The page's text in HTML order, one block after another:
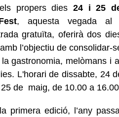
propers dies 24 i 25
, aquesta vegada al
gratuïta, oferirà dos
l’objectiu de
gastronomia, melòmans i
L'horari de dissabte, 24
de maig, de 10.00 a
primera edició, l’any